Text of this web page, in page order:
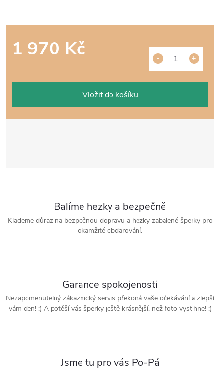
1 970 Kč
Vložit do košíku
Balíme hezky a bezpečně
Klademe důraz na bezpečnou dopravu a hezky zabalené šperky pro
okamžité obdarování.
Garance spokojenosti
Nezapomenutelný zákaznický servis překoná vaše očekávání a zlepší
vám den! :) A potěší vás šperky ještě krásnější, než foto vystihne! :)
Jsme tu pro vás Po-Pá